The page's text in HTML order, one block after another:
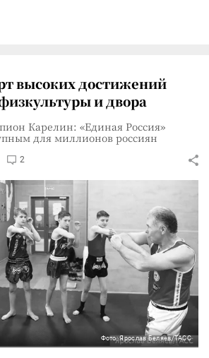
высоких достижений
и двора
Карелин: «Единая Россия»
для миллионов россиян
2
Фото: Ярослав Беляев/ТАСС